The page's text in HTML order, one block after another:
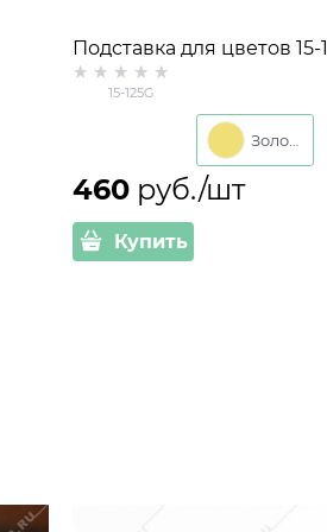
Подставка для цветов 15-
настенная на одно кашпо
15-125G
460 руб./шт
Купить